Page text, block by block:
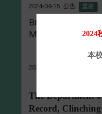
2024
本
2024-04-15 公告 重要
Break Fasting
Muslim Students
2024-04-15
The Department
Record,